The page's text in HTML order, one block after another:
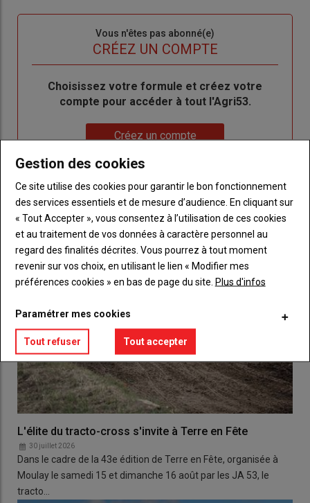
Vous n'êtes pas abonné(e)
CRÉEZ UN COMPTE
BodyChoisissez votre formule et créez votre
compte pour accéder à tout l'Agri53.
Créez un compte
LES PLUS LUS
L'élite du tracto-cross s'invite à Terre en Fête
30 juillet 2026
Dans le cadre de la 43e édition de Terre en Fête, organisée à
Moulay le samedi 15 et dimanche 16 août par les JA 53, le
tracto…
Gestion des cookies
Ce site utilise des cookies pour garantir le bon fonctionnement
des services essentiels et de mesure d’audience. En cliquant sur
« Tout Accepter », vous consentez à l’utilisation de ces cookies
et au traitement de vos données à caractère personnel au
regard des finalités décrites. Vous pourrez à tout moment
revenir sur vos choix, en utilisant le lien « Modifier mes
préférences cookies » en bas de page du site. Plus d'infos
Paramétrer mes cookies
Tout refuser Tout accepter